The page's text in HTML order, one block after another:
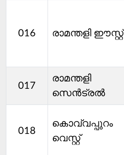
016 രാമന്തളി ഈസ്റ്റ്
017
രാമന്തളി
സെന്‍ട്രൽ
018
കൊവ്വപ്പുറം
വെസ്റ്റ്